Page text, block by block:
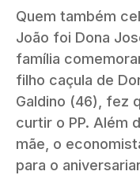
Quem também
João foi Dona
família
filho caçula de
Galdino (46), fez
curtir o PP. Além
mãe, o
para o